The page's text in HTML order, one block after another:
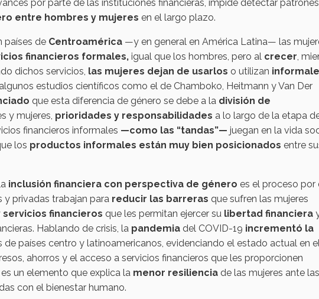
por parte de las instituciones financieras, impide detectar
entre hombres y mujeres en el largo plazo.
países de Centroamérica —y en general en América Latina— las
financieros formales, igual que los hombres, pero al crecer,
dichos servicios, las mujeres dejan de usarlos o utilizan
estudios científicos como el de Chamboko, Heitmann y Van Der
que esta diferencia de género se debe a la división de
y mujeres, prioridades y responsabilidades a lo largo de la etapa
financieros informales —como las “tandas”— juegan en la vida
los productos informales están muy bien posicionados entre
inclusión financiera con perspectiva de género es el proceso por
y privadas trabajan para reducir las barreras que sufren las mujeres
financieros que les permitan ejercer su libertad financiera
Hablando de crisis, la pandemia del COVID-19 incrementó la
de países centro y latinoamericanos, evidenciando el estado actual en
ahorros y el acceso a servicios financieros que les proporcionen
un elemento que explica la menor resiliencia de las mujeres ante las
con el bienestar humano.